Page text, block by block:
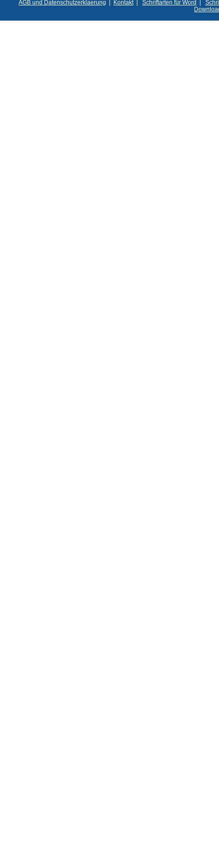
AGB und Datenschutzerklaerung Kontakt| Schriftarten für Word